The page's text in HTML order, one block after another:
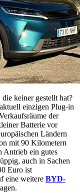
keiner gestellt hat?
einzigen Plug-in
der
Batterie vor
Ländern
mit 90 Kilometern
Antrieb ein gutes
auch in Sachen
Euro ist
eine weitere BYD-